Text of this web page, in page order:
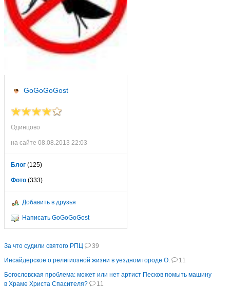
GoGoGoGost
Одинцово
на сайте 08.08.2013 22:03
Блог (125)
Фото (333)
Добавить в друзья
Написать GoGoGoGost
За что судили святого РПЦ
39
Инсайдерское о религиозной жизни в уездном городе О.
11
Богословская проблема: может или нет артист Песков помыть машину
в Храме Христа Спасителя?
11